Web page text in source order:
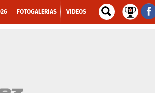
FOTOGALERIAS VIDEOS